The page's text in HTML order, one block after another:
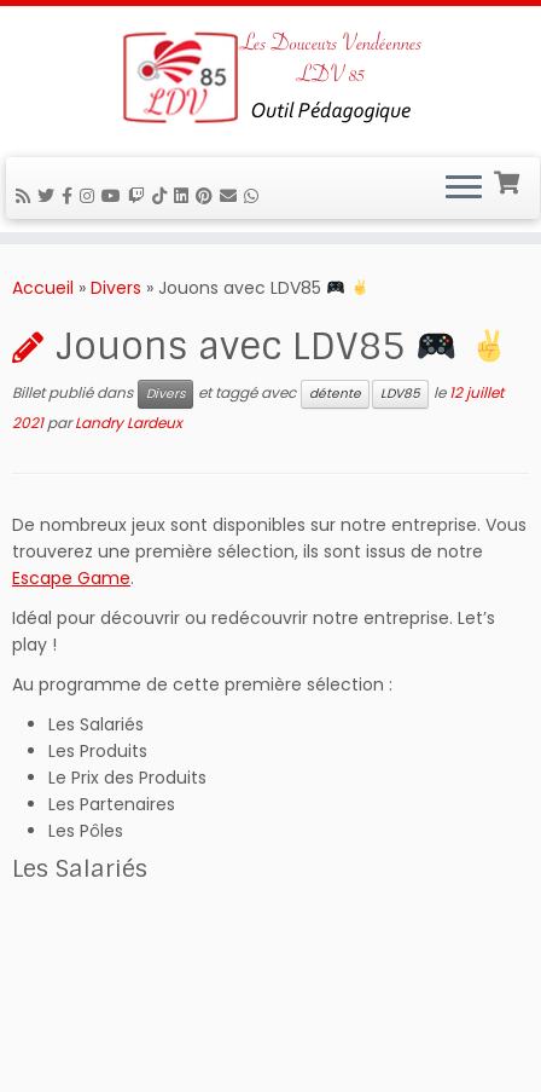
auAccueil » Divers » Jouons avec LDV85
Jouons avec LDV85
Billet publié dans Divers et taggé avec détente LDV85 le12 juillet
2021 parLandry Lardeux
De nombreux jeux sont disponibles sur notre entreprise. Vous
trouverez une première sélection, ils sont issus de notre
Escape Game.
Idéal pour découvrir ou redécouvrir notre entreprise. Let’s
play !
Au programme de cette première sélection :
Les Salariés
Les Produits
Le Prix des Produits
Les Partenaires
Les Pôles
Les Salariés